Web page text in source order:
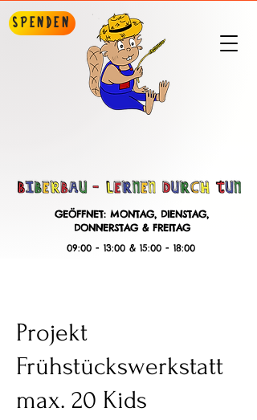
Spenden
GEÖFFNET: MONTAG, DIENSTAG,
DONNERSTAG & FREITAG
09:00 - 13:00 & 15:00 - 18:00
Projekt
Frühstückswerkstatt
max. 20 Kids